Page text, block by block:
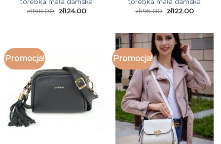
torebka mała damska
zł198.00 zł124.00
torebka mała damska
zł195.00 zł122.00
Promocja! Promocja!